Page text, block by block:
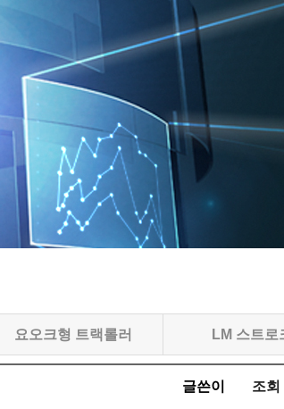
요오크형 트랙롤러 LM 스트로
글쓴이 조회